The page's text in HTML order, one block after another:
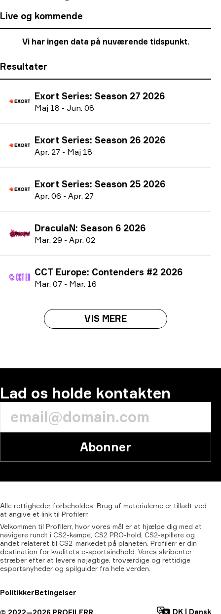
Live og kommende
Vi har ingen data på nuværende tidspunkt.
Resultater
Exort Series: Season 27 2026
Maj 18 - Jun. 08
Exort Series: Season 26 2026
Apr. 27 - Maj 18
Exort Series: Season 25 2026
Apr. 06 - Apr. 27
DraculaN: Season 6 2026
Mar. 29 - Apr. 02
CCT Europe: Contenders #2 2026
Mar. 07 - Mar. 16
VIS MERE
Lad os holde kontakten
Abonner
Alle rettigheder forbeholdes. Brug af materialerne er tilladt ved
at angive et link til Profilerr.
Velkommen til Profilerr, hvor vores mål er at hjælpe dig med at
navigere rundt i CS2-kampe, CS2 PRO-hold, CS2-spillere og
andet relateret til CS2-markedet på planeten. Profilerr er din
destination for kvalitets e-sportsindhold. Vores skribenter
stræber efter at levere nøjagtige, troværdige og rettidige
esportsnyheder og spilguider fra hele verden.
PolitikkerBetingelser
© 2022—2026 PROFILERR DK Dansk